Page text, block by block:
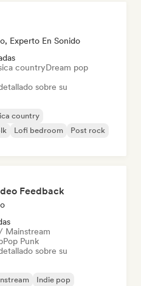
Experto En Sonido
countryDream pop
sobre su
country
Lofi bedroom
Post rock
Feedback
Mainstream
Pop Punk
sobre su
Indie pop